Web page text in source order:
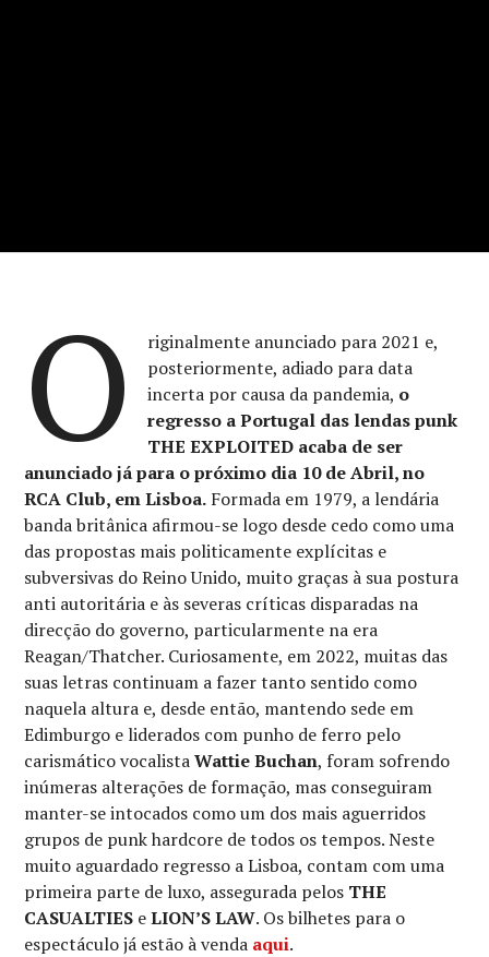
O
riginalmente anunciado para 2021 e,
posteriormente, adiado para data
incerta por causa da pandemia, o
regresso a Portugal das lendas punk
THE EXPLOITED acaba de ser
anunciado já para o próximo dia 10 de Abril, no
RCA Club, em Lisboa. Formada em 1979, a lendária
banda britânica afirmou-se logo desde cedo como uma
das propostas mais politicamente explícitas e
subversivas do Reino Unido, muito graças à sua postura
anti autoritária e às severas críticas disparadas na
direcção do governo, particularmente na era
Reagan/Thatcher. Curiosamente, em 2022, muitas das
suas letras continuam a fazer tanto sentido como
naquela altura e, desde então, mantendo sede em
Edimburgo e liderados com punho de ferro pelo
carismático vocalistaWattie Buchan, foram sofrendo
inúmeras alterações de formação, mas conseguiram
manter-se intocados como um dos mais aguerridos
grupos de punk hardcore de todos os tempos. Neste
muito aguardado regresso a Lisboa, contam com uma
primeira parte de luxo, assegurada pelos THE
CASUALTIES eLION’S LAW. Os bilhetes para o
espectáculo já estão à venda aqui.